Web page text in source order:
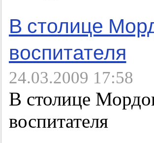
В столице
воспитателя
24.03.2009 17:58
В столице
воспитателя